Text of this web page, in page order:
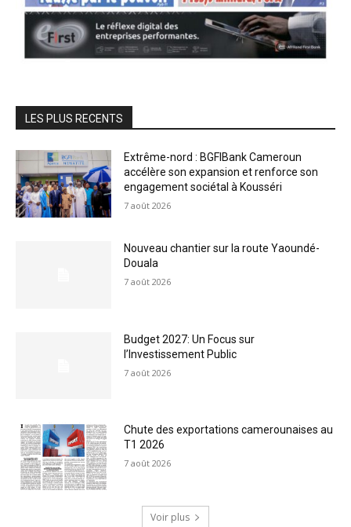
LES PLUS RECENTS
Extrême-nord : BGFIBank Cameroun
accélère son expansion et renforce son
engagement sociétal à Kousséri
7 août 2026
Nouveau chantier sur la route Yaoundé-
Douala
7 août 2026
Budget 2027: Un Focus sur
l’Investissement Public
7 août 2026
Chute des exportations camerounaises au
T1 2026
7 août 2026
Voir plus